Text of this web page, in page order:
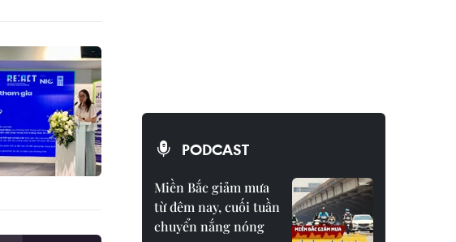
PODCAST
Miền Bắc giảm mưa
từ đêm nay, cuối tuần
chuyển nắng nóng